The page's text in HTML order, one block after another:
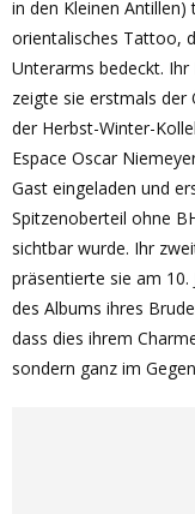
in den Kleinen
orientalisches Tattoo,
Unterarms bedeckt.
zeigte sie erstmals
der Herbst-Winter-
Espace Oscar
Gast eingeladen und
Spitzenoberteil ohne
sichtbar wurde. Ihr
präsentierte sie am 10.
des Albums ihres
dass dies ihrem
sondern ganz im